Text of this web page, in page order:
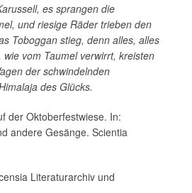
es sprangen die
und riesige Räder trieben den
Toboggan stieg, denn alles, alles
vom Taumel verwirrt, kreisten
der schwindelnden
des Glücks.
der Oktoberfestwiese. In:
andere Gesänge. Scientia
Literaturarchiv und